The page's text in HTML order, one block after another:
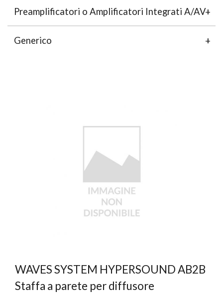
Preamplificatori o Amplificatori Integrati A/AV
Generico
WAVES SYSTEM HYPERSOUND AB2B
Staffa a parete per diffusore